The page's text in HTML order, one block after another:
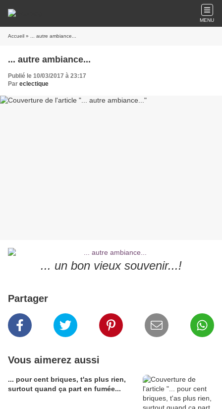
MENU
Accueil » ... autre ambiance...
... autre ambiance...
Publié le 10/03/2017 à 23:17
Par eclectique
... un bon vieux souvenir...!
Partager
Vous aimerez aussi
... pour cent briques, t'as plus rien,
surtout quand ça part en fumée...